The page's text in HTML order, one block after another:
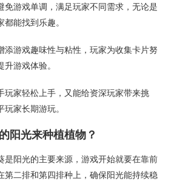
免游戏单调，满足玩家不同需求，无论是
能找到乐趣。
添游戏趣味性与粘性，玩家为收集卡片努
游戏体验。
玩家轻松上手，又能给资深玩家带来挑
家长期游玩。
阳光来种植植物？
是阳光的主要来源，游戏开始就要在靠前
第二排和第四排种上，确保阳光能持续稳